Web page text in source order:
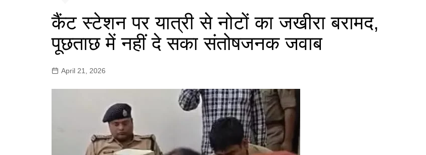
नई दिल्ली
मुम्बई
आज़मगढ़
ग़ाज़ीपुर
लखनऊ
कैंट स्टेशन पर यात्री से नोटों का जखीरा बरामद,
पूछताछ में नहीं दे सका संतोषजनक जवाब
April 21, 2026